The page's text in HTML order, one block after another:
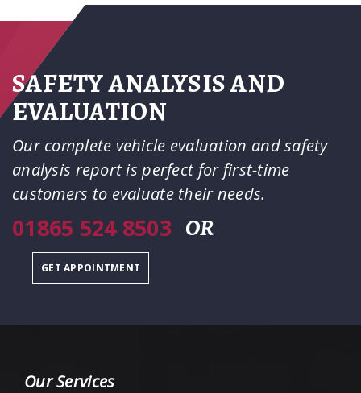
SAFETY ANALYSIS AND
EVALUATION
Our complete vehicle evaluation and safety
analysis report is perfect for first-time
customers to evaluate their needs.
01865 524 8503 OR
GET APPOINTMENT
Our Services